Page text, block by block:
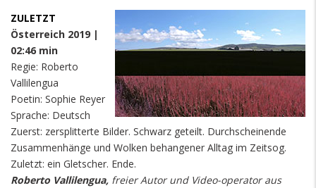
ZULETZT
Österreich 2019 |
02:46 min
Regie: Roberto
Vallilengua
Poetin: Sophie Reyer
Sprache: Deutsch
Zuerst: zersplitterte Bilder. Schwarz geteilt. Durchscheinende
Zusammenhänge und Wolken behangener Alltag im Zeitsog.
Zuletzt: ein Gletscher. Ende.
Roberto Vallilengua, freier Autor und Video-operator aus